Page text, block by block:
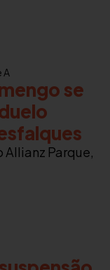
A
se
Allianz Parque,